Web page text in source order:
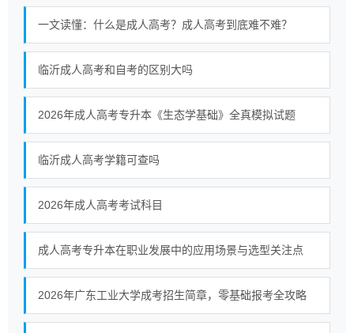
一文读懂：什么是成人高考？成人高考到底难不难？
临沂成人高考和自考的区别大吗
2026年成人高考专升本《生态学基础》全真模拟试题
临沂成人高考学籍可查吗
2026年成人高考考试科目
成人高考专升本在职业发展中的应用场景与选型关注点
2026年广东工业大学成考招生简章，零基础报考全攻略